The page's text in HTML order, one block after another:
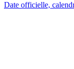
Date officielle,